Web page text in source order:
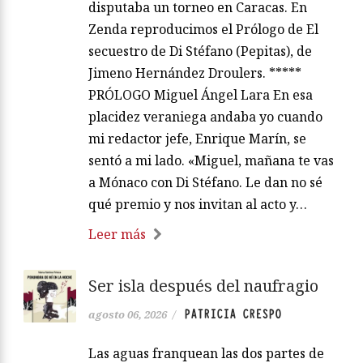
disputaba un torneo en Caracas. En
Zenda reproducimos el Prólogo de El
secuestro de Di Stéfano (Pepitas), de
Jimeno Hernández Droulers. *****
PRÓLOGO Miguel Ángel Lara En esa
placidez veraniega andaba yo cuando
mi redactor jefe, Enrique Marín, se
sentó a mi lado. «Miguel, mañana te vas
a Mónaco con Di Stéfano. Le dan no sé
qué premio y nos invitan al acto y…
Leer más
Ser isla después del naufragio
agosto 06, 2026 / PATRICIA CRESPO
Las aguas franquean las dos partes de